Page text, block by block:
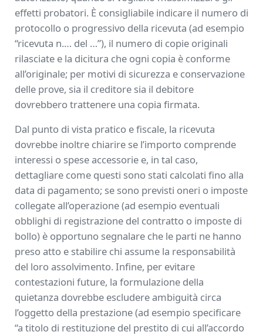
effetti probatori. È consigliabile indicare il numero di
protocollo o progressivo della ricevuta (ad esempio
“ricevuta n.… del …”), il numero di copie originali
rilasciate e la dicitura che ogni copia è conforme
all’originale; per motivi di sicurezza e conservazione
delle prove, sia il creditore sia il debitore
dovrebbero trattenere una copia firmata.
Dal punto di vista pratico e fiscale, la ricevuta
dovrebbe inoltre chiarire se l’importo comprende
interessi o spese accessorie e, in tal caso,
dettagliare come questi sono stati calcolati fino alla
data di pagamento; se sono previsti oneri o imposte
collegate all’operazione (ad esempio eventuali
obblighi di registrazione del contratto o imposte di
bollo) è opportuno segnalare che le parti ne hanno
preso atto e stabilire chi assume la responsabilità
del loro assolvimento. Infine, per evitare
contestazioni future, la formulazione della
quietanza dovrebbe escludere ambiguità circa
l’oggetto della prestazione (ad esempio specificare
“a titolo di restituzione del prestito di cui all’accordo